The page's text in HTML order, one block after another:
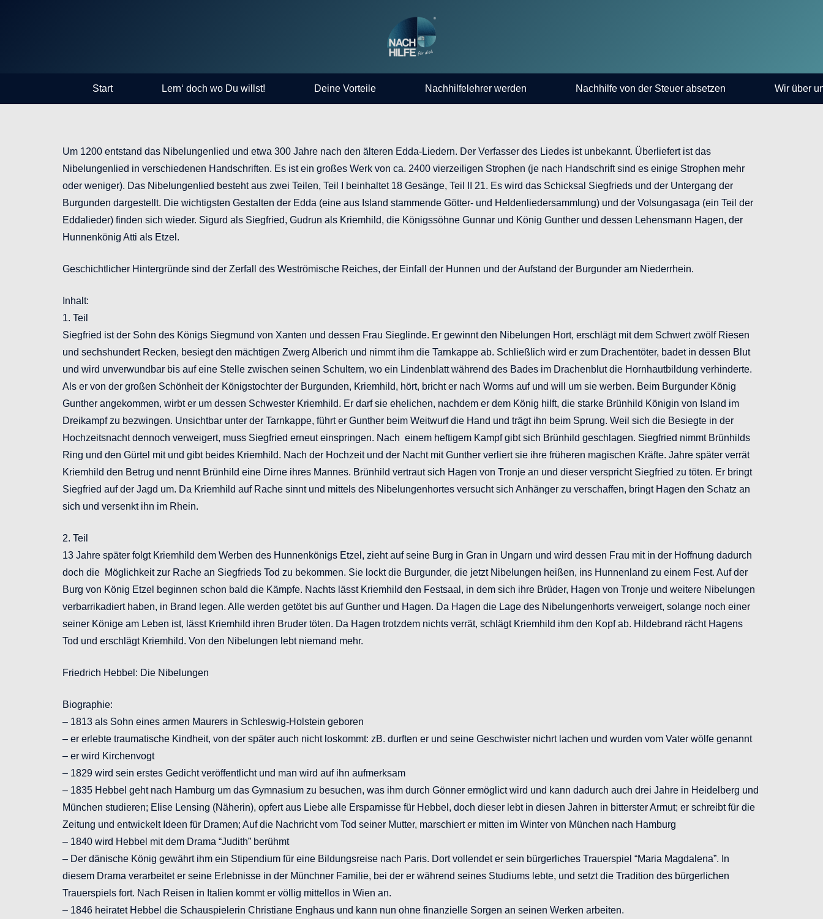
Start Lern‘ doch wo Du willst! Deine Vorteile Nachhilfelehrer werden Nachhilfe von der Steuer absetzen Wir über
Um 1200 entstand das Nibelungenlied und etwa 300 Jahre nach den älteren Edda-Liedern. Der Verfasser des Liedes ist unbekannt. Überliefert ist das
Nibelungenlied in verschiedenen Handschriften. Es ist ein großes Werk von ca. 2400 vierzeiligen Strophen (je nach Handschrift sind es einige Strophen mehr
oder weniger). Das Nibelungenlied besteht aus zwei Teilen, Teil I beinhaltet 18 Gesänge, Teil II 21. Es wird das Schicksal Siegfrieds und der Untergang der
Burgunden dargestellt. Die wichtigsten Gestalten der Edda (eine aus Island stammende Götter- und Heldenliedersammlung) und der Volsungasaga (ein Teil der
Eddalieder) finden sich wieder. Sigurd als Siegfried, Gudrun als Kriemhild, die Königssöhne Gunnar und König Gunther und dessen Lehensmann Hagen, der
Hunnenkönig Atti als Etzel.
Geschichtlicher Hintergründe sind der Zerfall des Weströmische Reiches, der Einfall der Hunnen und der Aufstand der Burgunder am Niederrhein.
Inhalt:
1. Teil
Siegfried ist der Sohn des Königs Siegmund von Xanten und dessen Frau Sieglinde. Er gewinnt den Nibelungen Hort, erschlägt mit dem Schwert zwölf Riesen
und sechshundert Recken, besiegt den mächtigen Zwerg Alberich und nimmt ihm die Tarnkappe ab. Schließlich wird er zum Drachentöter, badet in dessen Blut
und wird unverwundbar bis auf eine Stelle zwischen seinen Schultern, wo ein Lindenblatt während des Bades im Drachenblut die Hornhautbildung verhinderte.
Als er von der großen Schönheit der Königstochter der Burgunden, Kriemhild, hört, bricht er nach Worms auf und will um sie werben. Beim Burgunder König
Gunther angekommen, wirbt er um dessen Schwester Kriemhild. Er darf sie ehelichen, nachdem er dem König hilft, die starke Brünhild Königin von Island im
Dreikampf zu bezwingen. Unsichtbar unter der Tarnkappe, führt er Gunther beim Weitwurf die Hand und trägt ihn beim Sprung. Weil sich die Besiegte in der
Hochzeitsnacht dennoch verweigert, muss Siegfried erneut einspringen. Nach einem heftigem Kampf gibt sich Brünhild geschlagen. Siegfried nimmt Brünhilds
Ring und den Gürtel mit und gibt beides Kriemhild. Nach der Hochzeit und der Nacht mit Gunther verliert sie ihre früheren magischen Kräfte. Jahre später verrät
Kriemhild den Betrug und nennt Brünhild eine Dirne ihres Mannes. Brünhild vertraut sich Hagen von Tronje an und dieser verspricht Siegfried zu töten. Er bringt
Siegfried auf der Jagd um. Da Kriemhild auf Rache sinnt und mittels des Nibelungenhortes versucht sich Anhänger zu verschaffen, bringt Hagen den Schatz an
sich und versenkt ihn im Rhein.
2. Teil
13 Jahre später folgt Kriemhild dem Werben des Hunnenkönigs Etzel, zieht auf seine Burg in Gran in Ungarn und wird dessen Frau mit in der Hoffnung dadurch
doch die Möglichkeit zur Rache an Siegfrieds Tod zu bekommen. Sie lockt die Burgunder, die jetzt Nibelungen heißen, ins Hunnenland zu einem Fest. Auf der
Burg von König Etzel beginnen schon bald die Kämpfe. Nachts lässt Kriemhild den Festsaal, in dem sich ihre Brüder, Hagen von Tronje und weitere Nibelungen
verbarrikadiert haben, in Brand legen. Alle werden getötet bis auf Gunther und Hagen. Da Hagen die Lage des Nibelungenhorts verweigert, solange noch einer
seiner Könige am Leben ist, lässt Kriemhild ihren Bruder töten. Da Hagen trotzdem nichts verrät, schlägt Kriemhild ihm den Kopf ab. Hildebrand rächt Hagens
Tod und erschlägt Kriemhild. Von den Nibelungen lebt niemand mehr.
Friedrich Hebbel: Die Nibelungen
Biographie:
– 1813 als Sohn eines armen Maurers in Schleswig-Holstein geboren
– er erlebte traumatische Kindheit, von der später auch nicht loskommt: zB. durften er und seine Geschwister nichrt lachen und wurden vom Vater wölfe genannt
– er wird Kirchenvogt
– 1829 wird sein erstes Gedicht veröffentlicht und man wird auf ihn aufmerksam
– 1835 Hebbel geht nach Hamburg um das Gymnasium zu besuchen, was ihm durch Gönner ermöglict wird und kann dadurch auch drei Jahre in Heidelberg und
München studieren; Elise Lensing (Näherin), opfert aus Liebe alle Ersparnisse für Hebbel, doch dieser lebt in diesen Jahren in bitterster Armut; er schreibt für die
Zeitung und entwickelt Ideen für Dramen; Auf die Nachricht vom Tod seiner Mutter, marschiert er mitten im Winter von München nach Hamburg
– 1840 wird Hebbel mit dem Drama “Judith” berühmt
– Der dänische König gewährt ihm ein Stipendium für eine Bildungsreise nach Paris. Dort vollendet er sein bürgerliches Trauerspiel “Maria Magdalena”. In
diesem Drama verarbeitet er seine Erlebnisse in der Münchner Familie, bei der er während seines Studiums lebte, und setzt die Tradition des bürgerlichen
Trauerspiels fort. Nach Reisen in Italien kommt er völlig mittellos in Wien an.
– 1846 heiratet Hebbel die Schauspielerin Christiane Enghaus und kann nun ohne finanzielle Sorgen an seinen Werken arbeiten.